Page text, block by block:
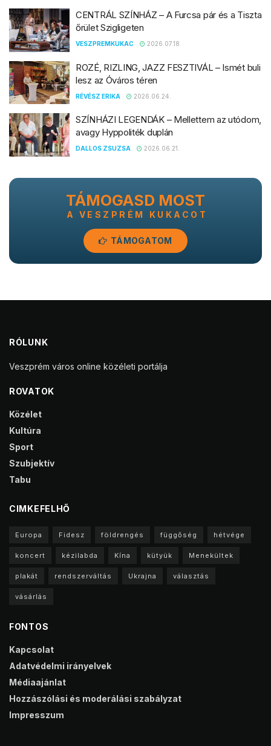
CENTRÁL SZÍNHÁZ – A Furcsa pár és a Tiszta
őrület Szigligeten
VESZPREMKUKAC 2026.07.18.
ROZÉ, RIZLING, JAZZ FESZTIVÁL – Ismét buli
lesz az Óváros téren
RÉVÉSZ ERIKA 2026.06.24.
SZÍNHÁZI LEGENDÁK – Mellettem az utódom,
avagy Hyppoliték duplán
DALLOS ZSUZSA 2026.06.21.
TÁMOGASD MOST
A VESZPRÉM KUKACOT
TÁMOGATOM
RÓLUNK
Veszprém város online közéleti portálja
ROVATOK
Közélet
Kultúra
Sport
Szubjektív
Tabu
CIMKEFELHŐ
Europa Fidesz földrengés függőség hétvége
koncert kézilabda Kína kütyük Menekültek
plakát rendszerváltás Ukrajna választás
vásárlás
FONTOS
Kapcsolat
Adatvédelmi irányelvek
Médiaajánlat
Hozzászólási és moderálási szabályzat
Impresszum